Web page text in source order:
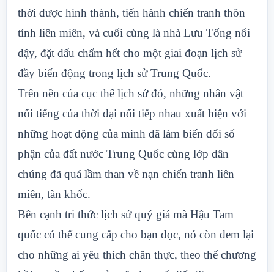
thời được hình thành, tiến hành chiến tranh thôn
tính liên miên, và cuối cùng là nhà Lưu Tống nổi
dậy, đặt dấu chấm hết cho một giai đoạn lịch sử
đầy biến động trong lịch sử Trung Quốc.
Trên nền của cục thế lịch sử đó, những nhân vật
nổi tiếng của thời đại nối tiếp nhau xuất hiện với
những hoạt động của mình đã làm biến đổi số
phận của đất nước Trung Quốc cùng lớp dân
chúng đã quá lầm than về nạn chiến tranh liên
miên, tàn khốc.
Bên cạnh tri thức lịch sử quý giá mà Hậu Tam
quốc có thể cung cấp cho bạn đọc, nó còn đem lại
cho những ai yêu thích chân thực, theo thể chương